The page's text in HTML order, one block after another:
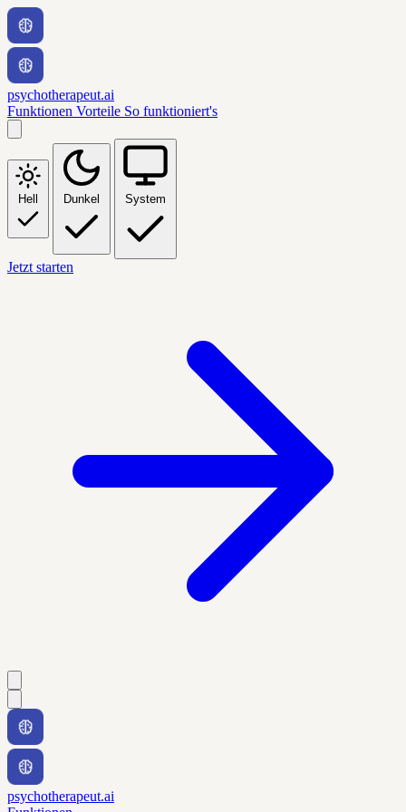
psychotherapeut.ai
Funktionen Vorteile So funktioniert's
Hell Dunkel System
Jetzt starten
psychotherapeut.ai